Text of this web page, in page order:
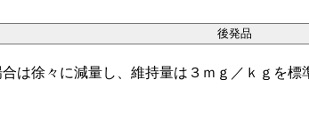
は徐々に減量し、維持量は３ｍｇ／ｋｇを標
後発品